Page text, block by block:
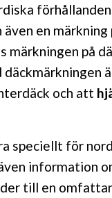
även en
märkningen på
och att
speciellt för
information
till en